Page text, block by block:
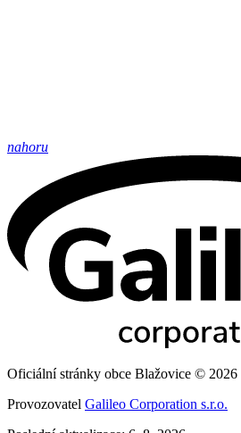
nahoru
Oficiální stránky obce Blažovice © 2026
Provozovatel Galileo Corporation s.r.o.